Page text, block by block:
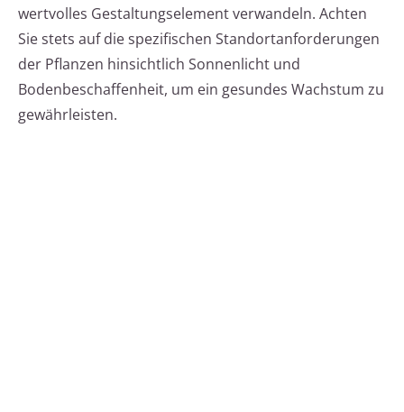
wertvolles Gestaltungselement verwandeln. Achten
Sie stets auf die spezifischen Standortanforderungen
der Pflanzen hinsichtlich Sonnenlicht und
Bodenbeschaffenheit, um ein gesundes Wachstum zu
gewährleisten.